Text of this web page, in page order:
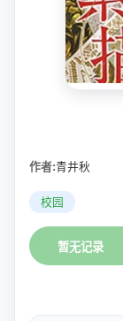
作者:青井秋
校园
暂无记录